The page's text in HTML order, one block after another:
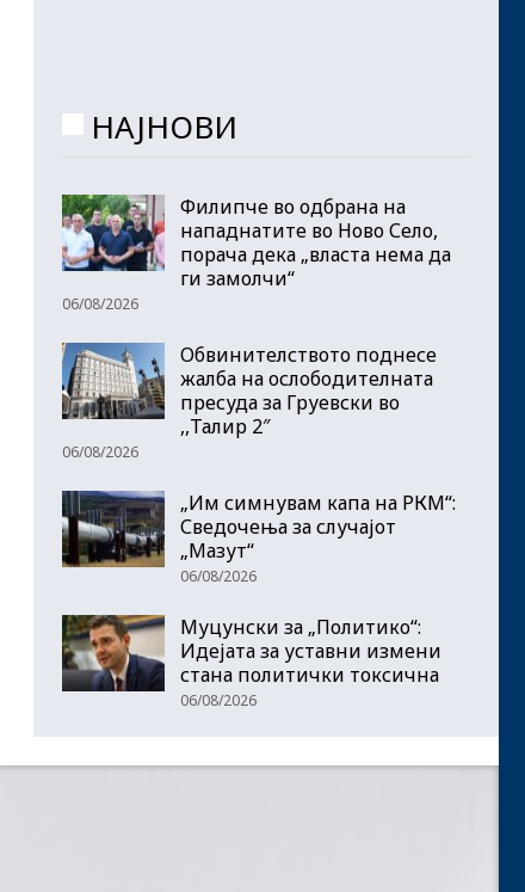
НАЈНОВИ
Филипче во одбрана на
нападнатите во Ново Село,
порача дека „власта нема да
ги замолчи“
06/08/2026
Обвинителството поднесе
жалба на ослободителната
пресуда за Груевски во
,,Талир 2″
06/08/2026
„Им симнувам капа на РКМ“:
Сведочења за случајот
„Мазут“
06/08/2026
Муцунски за „Политико“:
Идејата за уставни измени
стана политички токсична
06/08/2026